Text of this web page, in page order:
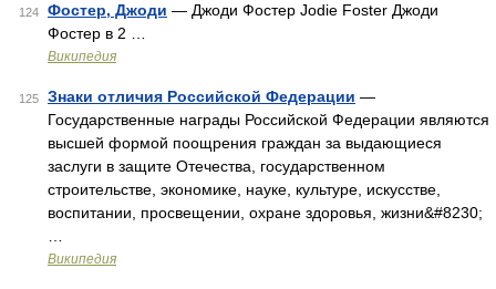
124 Фостер, Джоди — Джоди Фостер Jodie Foster Джоди
Фостер в 2 …
Википедия
125 Знаки отличия Российской Федерации —
Государственные награды Российской Федерации являются
высшей формой поощрения граждан за выдающиеся
заслуги в защите Отечества, государственном
строительстве, экономике, науке, культуре, искусстве,
воспитании, просвещении, охране здоровья, жизни&#8230;
Википедия